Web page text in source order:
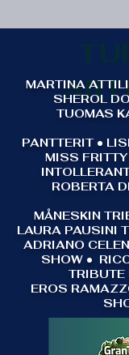
MARTINA
SHEROL
TUOMAS
PANTTERIT •
MISS
ROBERTA
MÅNESKIN
LAURA PAUSINI
ADRIANO
SHOW •
TRIBUTE
EROS